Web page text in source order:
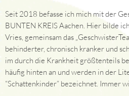
Seit 2018 befasse ich mich mit der
BUNTEN KREIS Aachen. Hier bilde
Vries, gemeinsam das
behinderter, chronisch kranker und
im durch die Krankheit größtenteils
häufig hinten an und werden in der
“Schattenkinder” bezeichnet. Immer